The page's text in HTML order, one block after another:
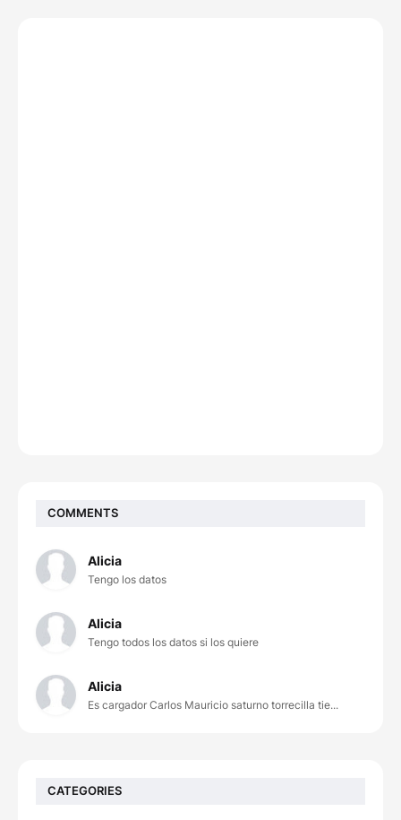
COMMENTS
Alicia
Tengo los datos
Alicia
Tengo todos los datos si los quiere
Alicia
Es cargador Carlos Mauricio saturno torrecilla tie...
CATEGORIES